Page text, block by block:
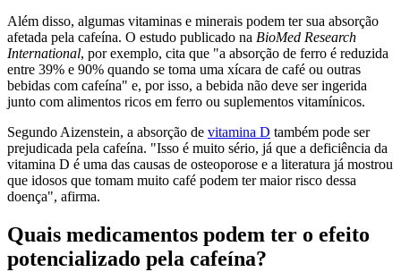
Além disso, algumas vitaminas e minerais podem ter sua absorção
afetada pela cafeína. O estudo publicado na BioMed Research
International, por exemplo, cita que "a absorção de ferro é reduzida
entre 39% e 90% quando se toma uma xícara de café ou outras
bebidas com cafeína" e, por isso, a bebida não deve ser ingerida
junto com alimentos ricos em ferro ou suplementos vitamínicos.
Segundo Aizenstein, a absorção de vitamina D também pode ser
prejudicada pela cafeína. "Isso é muito sério, já que a deficiência da
vitamina D é uma das causas de osteoporose e a literatura já mostrou
que idosos que tomam muito café podem ter maior risco dessa
doença", afirma.
Quais medicamentos podem ter o efeito
potencializado pela cafeína?